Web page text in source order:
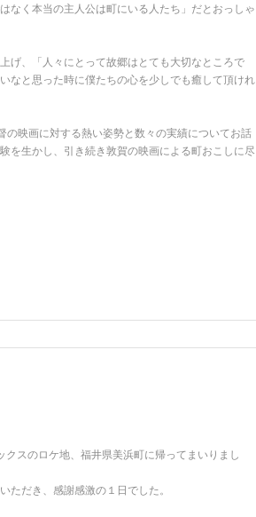
なく本当の主人公は町にいる人たち」だとおっしゃ
げ、「人々にとって故郷はとても大切なところで
なと思った時に僕たちの心を少しでも癒して頂けれ
の映画に対する熱い姿勢と数々の実績についてお話
を生かし、引き続き敦賀の映画による町おこしに尽
スのロケ地、福井県美浜町に帰ってまいりまし
ただき、感謝感激の１日でした。